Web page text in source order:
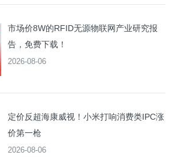
市场价8W的RFID无源物联网产业研究报
告，免费下载！
2026-08-06
定价反超海康威视！小米打响消费类IPC涨
价第一枪
2026-08-06